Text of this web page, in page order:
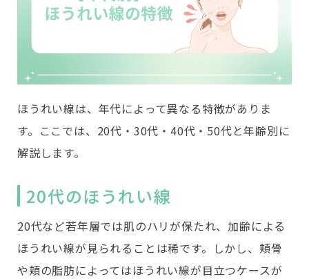
ほうれい線は、年代によって異なる特徴がありま
す。ここでは、20代・30代・40代・50代と年齢別に
解説します。
20代のほうれい線
20代など若年層では肌のハリが保たれ、加齢による
ほうれい線が見られることは稀です。しかし、頬骨
や頬の脂肪によってはほうれい線が目立つケースが